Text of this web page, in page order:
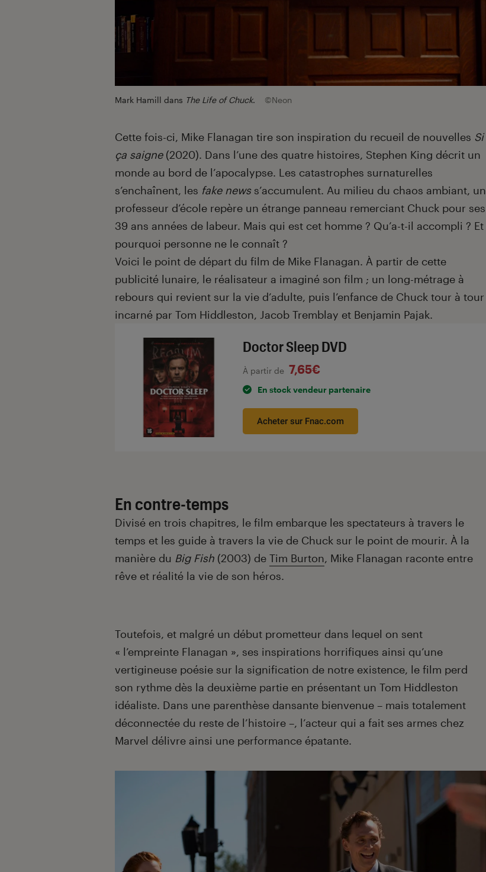
Mark Hamill dans The Life of Chuck. ©Neon
Cette fois-ci, Mike Flanagan tire son inspiration du recueil de nouvelles Si
ça saigne(2020). Dans l’une des quatre histoires, Stephen King décrit un
monde au bord de l’apocalypse. Les catastrophes surnaturelles
s’enchaînent, les fake newss’accumulent. Au milieu du chaos ambiant, un
professeur d’école repère un étrange panneau remerciant Chuck pour ses
39 ans années de labeur. Mais qui est cet homme ? Qu’a-t-il accompli ? Et
pourquoi personne ne le connaît ?
Voici le point de départ du film de Mike Flanagan. À partir de cette
publicité lunaire, le réalisateur a imaginé son film ; un long-métrage à
rebours qui revient sur la vie d’adulte, puis l’enfance de Chuck tour à tour
incarné par Tom Hiddleston, Jacob Tremblay et Benjamin Pajak.
Doctor Sleep DVD
À partir de 7,65€
En stock vendeur partenaire
Acheter sur Fnac.com
En contre-temps
Divisé en trois chapitres, le film embarque les spectateurs à travers le
temps et les guide à travers la vie de Chuck sur le point de mourir. À la
manière du Big Fish (2003) de Tim Burton, Mike Flanagan raconte entre
rêve et réalité la vie de son héros.
Toutefois, et malgré un début prometteur dans lequel on sent
« l’empreinte Flanagan », ses inspirations horrifiques ainsi qu’une
vertigineuse poésie sur la signification de notre existence, le film perd
son rythme dès la deuxième partie en présentant un Tom Hiddleston
idéaliste. Dans une parenthèse dansante bienvenue – mais totalement
déconnectée du reste de l’histoire –, l’acteur qui a fait ses armes chez
Marvel délivre ainsi une performance épatante.